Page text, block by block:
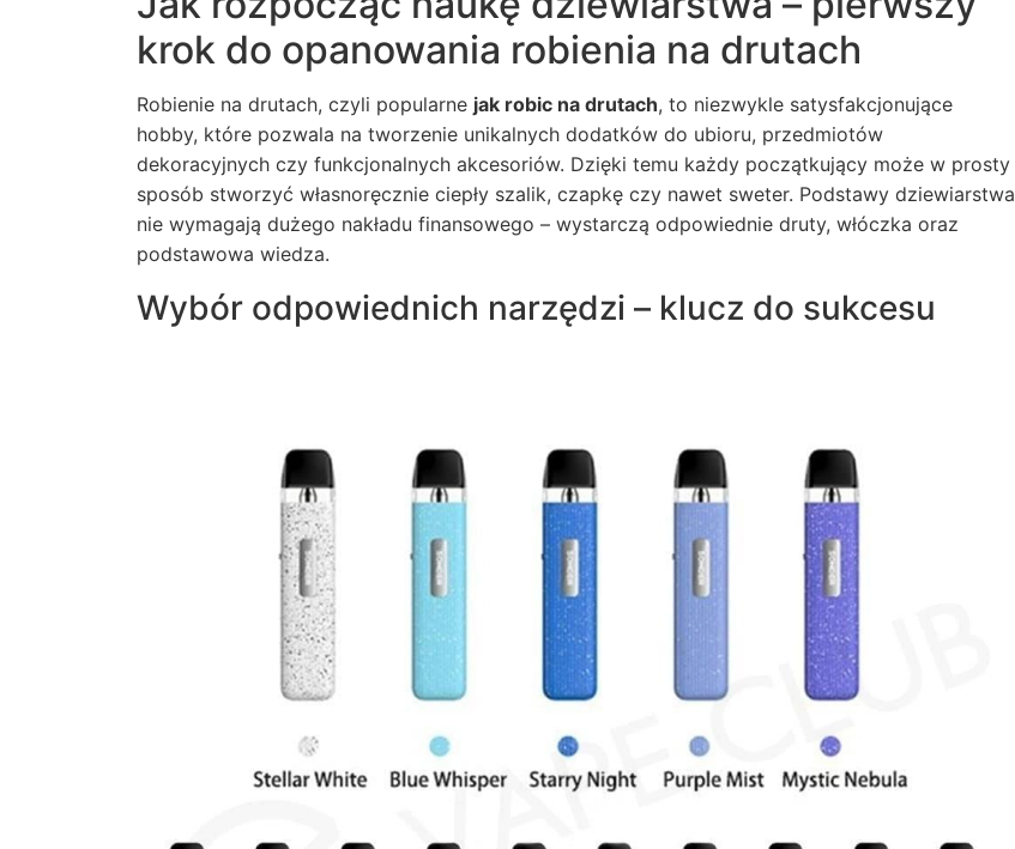
krok do opanowania robienia na drutach
Robienie na drutach, czyli popularne jak robic na drutach, to niezwykle satysfakcjonujące
hobby, które pozwala na tworzenie unikalnych dodatków do ubioru, przedmiotów
dekoracyjnych czy funkcjonalnych akcesoriów. Dzięki temu każdy początkujący może w prosty
sposób stworzyć własnoręcznie ciepły szalik, czapkę czy nawet sweter. Podstawy dziewiarstwa
nie wymagają dużego nakładu finansowego – wystarczą odpowiednie druty, włóczka oraz
podstawowa wiedza.
Wybór odpowiednich narzędzi – klucz do sukcesu